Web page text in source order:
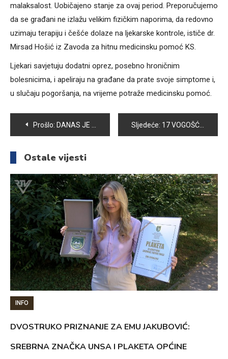
malaksalost. Uobičajeno stanje za ovaj period. Preporučujemo
da se građani ne izlažu velikim fizičkim naporima, da redovno
uzimaju terapiju i češće dolaze na ljekarske kontrole, ističe dr.
Mirsad Hošić iz Zavoda za hitnu medicinsku pomoć KS.
Ljekari savjetuju dodatni oprez, posebno hroničnim
bolesnicima, i apeliraju na građane da prate svoje simptome i,
u slučaju pogoršanja, na vrijeme potraže medicinsku pomoć.
Navigacija
članaka
Prošlo: DANAS JE MEĐUNARODNI DAN PRIJATELJSTVA: ČUVAJTE SVOJE PRIJATELJE! Sljedeće: 17 VOGOŠĆANSKIH PČELARA DOBILO LR KOŠNICE SA VISOKOKVALITETNIM ROJEVIMA
Ostale vijesti
INFO
DVOSTRUKO PRIZNANJE ZA EMU JAKUBOVIĆ:
SREBRNA ZNAČKA UNSA I PLAKETA OPĆINE